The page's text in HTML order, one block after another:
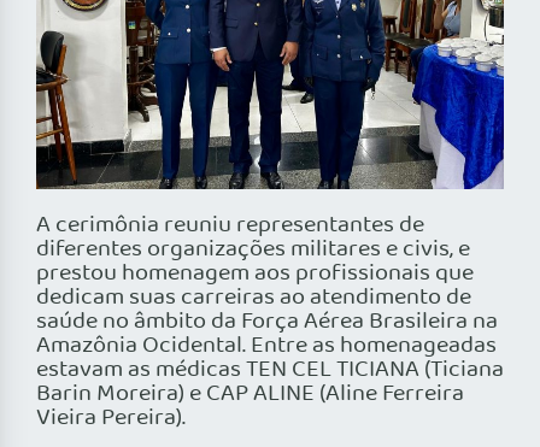
A cerimônia reuniu representantes de
diferentes organizações militares e civis, e
prestou homenagem aos profissionais que
dedicam suas carreiras ao atendimento de
saúde no âmbito da Força Aérea Brasileira na
Amazônia Ocidental. Entre as homenageadas
estavam as médicas TEN CEL TICIANA (Ticiana
Barin Moreira) e CAP ALINE (Aline Ferreira
Vieira Pereira).